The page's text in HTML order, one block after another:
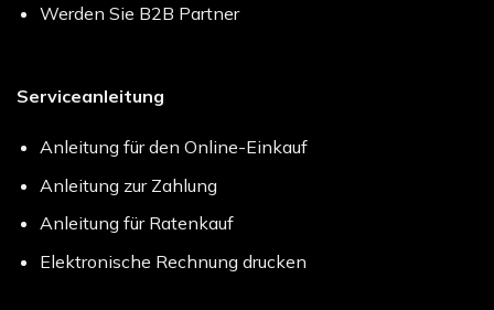
Werden Sie B2B Partner
Serviceanleitung
Anleitung für den Online-Einkauf
Anleitung zur Zahlung
Anleitung für Ratenkauf
Elektronische Rechnung drucken